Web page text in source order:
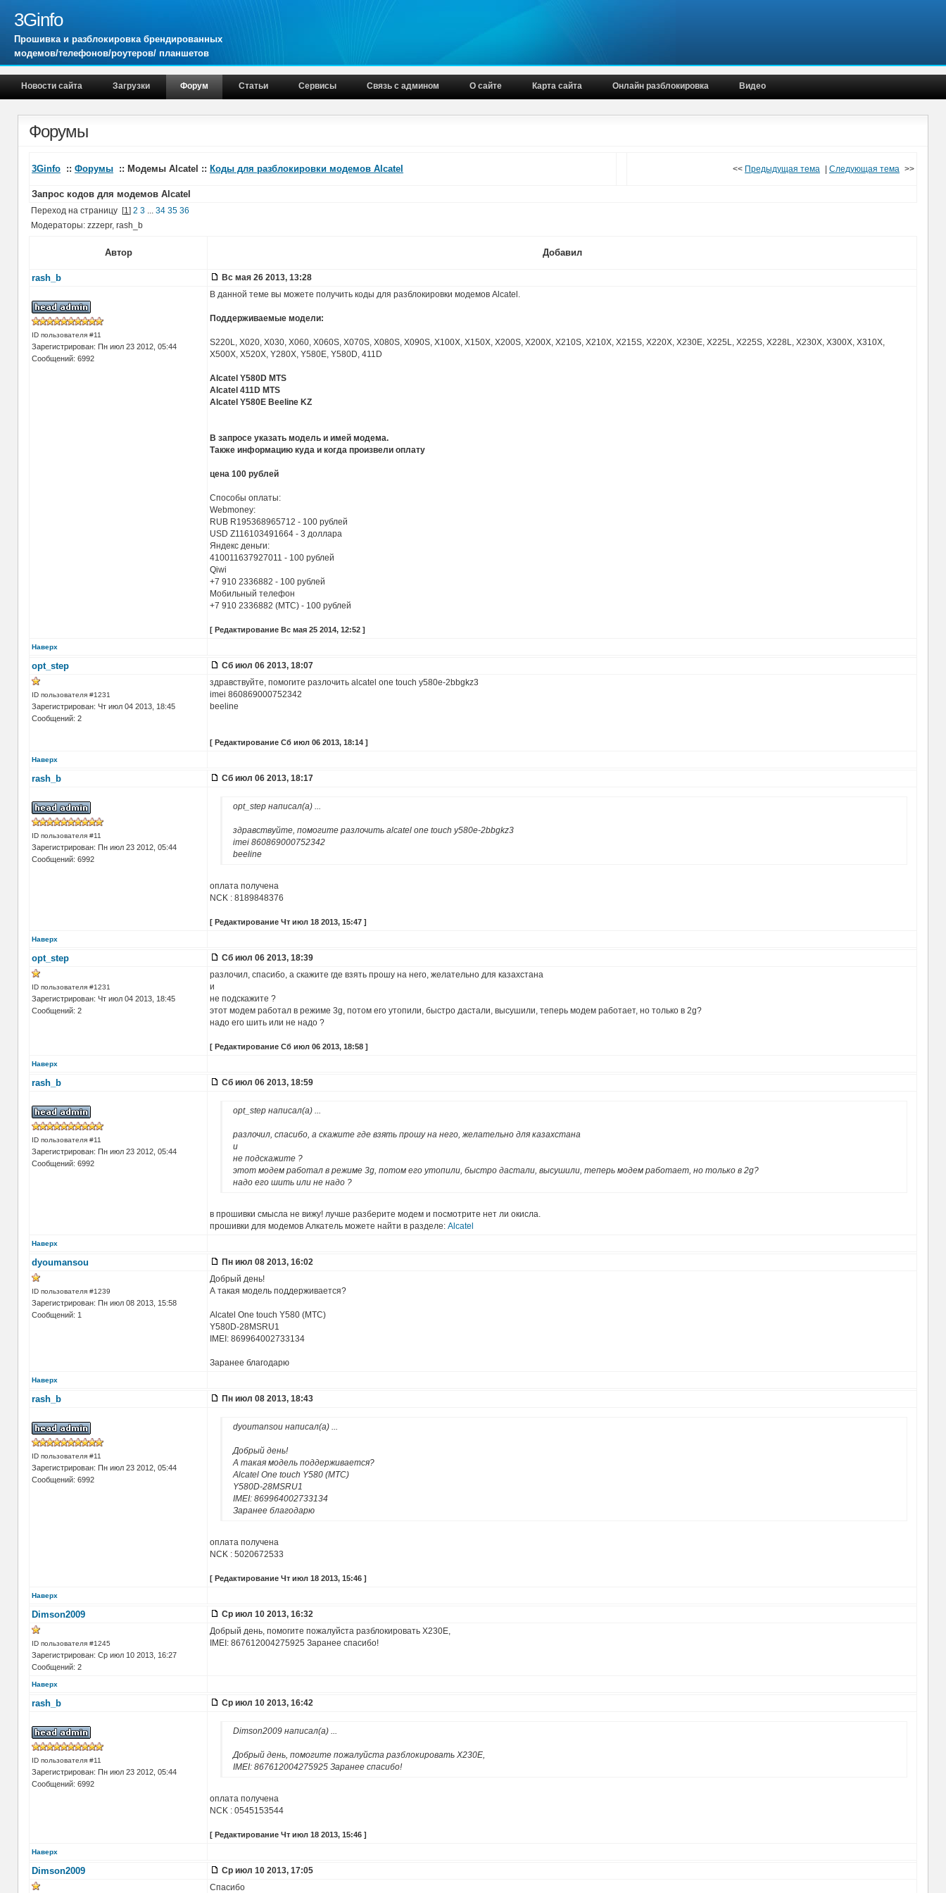
3Ginfo
Прошивка и разблокировка брендированных
модемов/телефонов/роутеров/ планшетов
Новости сайта Загрузки Форум Статьи Сервисы Связь с админом О сайте Карта сайта Онлайн разблокировка Видео
Форумы
3Ginfo :: Форумы :: Модемы Alcatel :: Коды для разблокировки модемов Alcatel << Предыдущая тема Следующая тема >>
Запрос кодов для модемов Alcatel
Переход на страницу [1] 2 3 ... 34 35 36
Модераторы: zzzepr, rash_b
Автор Добавил
rash_b Вс мая 26 2013, 13:28
ID пользователя #11
Зарегистрирован: Пн июл 23 2012, 05:44
Сообщений: 6992
В данной теме вы можете получить коды для разблокировки модемов Alcatel.
Поддерживаемые модели:
S220L, X020, X030, X060, X060S, X070S, X080S, X090S, X100X, X150X, X200S, X200X, X210S, X210X, X215S, X220X, X230E, X225L, X225S, X228L, X230X, X300X, X310X,
X500X, X520X, Y280X, Y580E, Y580D, 411D
Alcatel Y580D MTS
Alcatel 411D MTS
Alcatel Y580E Beeline KZ
В запросе указать модель и имей модема.
Также информацию куда и когда произвели оплату
цена 100 рублей
Способы оплаты:
Webmoney:
RUB R195368965712 - 100 рублей
USD Z116103491664 - 3 доллара
Яндекс деньги:
410011637927011 - 100 рублей
Qiwi
+7 910 2336882 - 100 рублей
Мобильный телефон
+7 910 2336882 (МТС) - 100 рублей
[ Редактирование Вс мая 25 2014, 12:52 ]
Наверх
opt_step Сб июл 06 2013, 18:07
ID пользователя #1231
Зарегистрирован: Чт июл 04 2013, 18:45
Сообщений: 2
здравствуйте, помогите разлочить alcatel one touch y580e-2bbgkz3
imei 860869000752342
beeline
[ Редактирование Сб июл 06 2013, 18:14 ]
Наверх
rash_b Сб июл 06 2013, 18:17
ID пользователя #11
Зарегистрирован: Пн июл 23 2012, 05:44
Сообщений: 6992
opt_step написал(а) ...
здравствуйте, помогите разлочить alcatel one touch y580e-2bbgkz3
imei 860869000752342
beeline
оплата получена
NCK : 8189848376
[ Редактирование Чт июл 18 2013, 15:47 ]
Наверх
opt_step Сб июл 06 2013, 18:39
ID пользователя #1231
Зарегистрирован: Чт июл 04 2013, 18:45
Сообщений: 2
разлочил, спасибо, а скажите где взять прошу на него, желательно для казахстана
и
не подскажите ?
этот модем работал в режиме 3g, потом его утопили, быстро дастали, высушили, теперь модем работает, но только в 2g?
надо его шить или не надо ?
[ Редактирование Сб июл 06 2013, 18:58 ]
Наверх
rash_b Сб июл 06 2013, 18:59
ID пользователя #11
Зарегистрирован: Пн июл 23 2012, 05:44
Сообщений: 6992
opt_step написал(а) ...
разлочил, спасибо, а скажите где взять прошу на него, желательно для казахстана
и
не подскажите ?
этот модем работал в режиме 3g, потом его утопили, быстро дастали, высушили, теперь модем работает, но только в 2g?
надо его шить или не надо ?
в прошивки смысла не вижу! лучше разберите модем и посмотрите нет ли окисла.
прошивки для модемов Алкатель можете найти в разделе: Alcatel
Наверх
dyoumansou Пн июл 08 2013, 16:02
ID пользователя #1239
Зарегистрирован: Пн июл 08 2013, 15:58
Сообщений: 1
Добрый день!
А такая модель поддерживается?
Alcatel One touch Y580 (МТС)
Y580D-28MSRU1
IMEI: 869964002733134
Заранее благодарю
Наверх
rash_b Пн июл 08 2013, 18:43
ID пользователя #11
Зарегистрирован: Пн июл 23 2012, 05:44
Сообщений: 6992
dyoumansou написал(а) ...
Добрый день!
А такая модель поддерживается?
Alcatel One touch Y580 (МТС)
Y580D-28MSRU1
IMEI: 869964002733134
Заранее благодарю
оплата получена
NCK : 5020672533
[ Редактирование Чт июл 18 2013, 15:46 ]
Наверх
Dimson2009 Ср июл 10 2013, 16:32
ID пользователя #1245
Зарегистрирован: Ср июл 10 2013, 16:27
Сообщений: 2
Добрый день, помогите пожалуйста разблокировать X230E,
IMEI: 867612004275925 Заранее спасибо!
Наверх
rash_b Ср июл 10 2013, 16:42
ID пользователя #11
Зарегистрирован: Пн июл 23 2012, 05:44
Сообщений: 6992
Dimson2009 написал(а) ...
Добрый день, помогите пожалуйста разблокировать X230E,
IMEI: 867612004275925 Заранее спасибо!
оплата получена
NCK : 0545153544
[ Редактирование Чт июл 18 2013, 15:46 ]
Наверх
Dimson2009
Ср июл 10 2013, 17:05
Спасибо